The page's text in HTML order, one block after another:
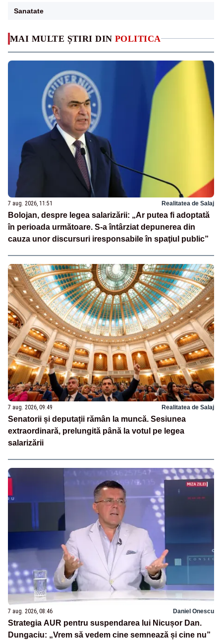
MAI MULTE ȘTIRI DIN POLITICA
7 aug. 2026, 11:51 Realitatea de Salaj
Bolojan, despre legea salarizării: „Ar putea fi adoptată
în perioada următoare. S-a întârziat depunerea din
cauza unor discursuri iresponsabile în spaţiul public”
7 aug. 2026, 09:49 Realitatea de Salaj
Senatorii și deputații rămân la muncă. Sesiunea
extraordinară, prelungită până la votul pe legea
salarizării
7 aug. 2026, 08:46 Daniel Onescu
Strategia AUR pentru suspendarea lui Nicușor Dan.
Dungaciu: „Vrem să vedem cine semnează și cine nu”
Sanatate